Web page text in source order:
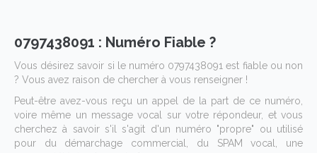
0797438091 : Numéro Fiable ?
Vous désirez savoir si le numéro 0797438091 est fiable ou non
? Vous avez raison de chercher à vous renseigner !
Peut-être avez-vous reçu un appel de la part de ce numéro,
voire même un message vocal sur votre répondeur, et vous
cherchez à savoir s'il s'agit d'un numéro "propre" ou utilisé
pour du démarchage commercial, du SPAM vocal, une